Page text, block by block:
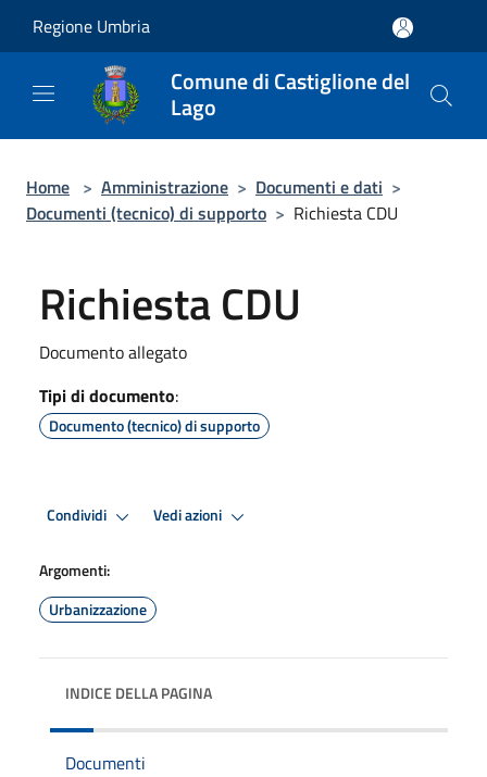
Regione Umbria
Comune di Castiglione del
Lago
Home > Amministrazione > Documenti e dati >
Documenti (tecnico) di supporto > Richiesta CDU
Richiesta CDU
Documento allegato
Tipi di documento:
Documento (tecnico) di supporto
Condividi Vedi azioni
Argomenti:
Urbanizzazione
INDICE DELLA PAGINA
Documenti